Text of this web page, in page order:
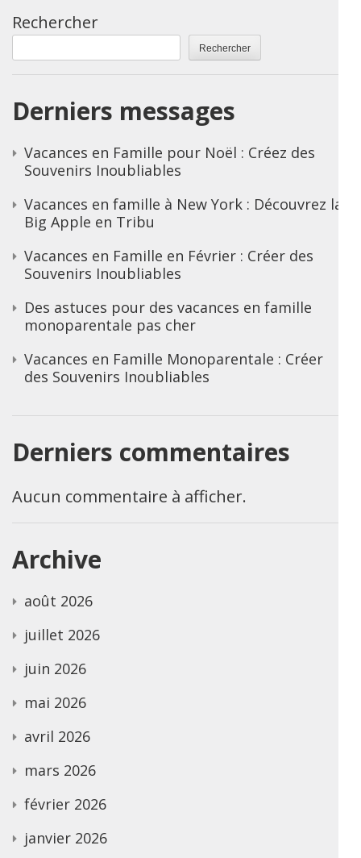
Rechercher
Rechercher
Derniers messages
Vacances en Famille pour Noël : Créez des
Souvenirs Inoubliables
Vacances en famille à New York : Découvrez la
Big Apple en Tribu
Vacances en Famille en Février : Créer des
Souvenirs Inoubliables
Des astuces pour des vacances en famille
monoparentale pas cher
Vacances en Famille Monoparentale : Créer
des Souvenirs Inoubliables
Derniers commentaires
Aucun commentaire à afficher.
Archive
août 2026
juillet 2026
juin 2026
mai 2026
avril 2026
mars 2026
février 2026
janvier 2026